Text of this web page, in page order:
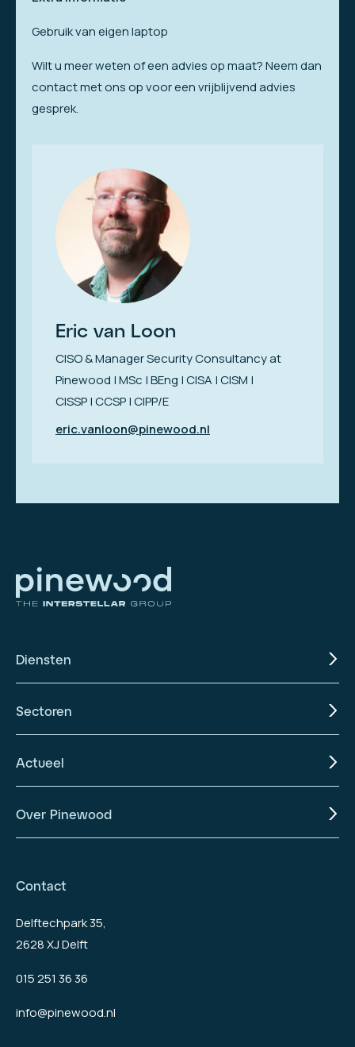
Gebruik van eigen laptop
Wilt u meer weten of een advies op maat? Neem dan
contact met ons op voor een vrijblijvend advies
gesprek.
Eric van Loon
CISO & Manager Security Consultancy at
Pinewood | MSc | BEng | CISA | CISM |
CISSP | CCSP | CIPP/E
eric.vanloon@pinewood.nl
Diensten
Sectoren
Actueel
Over Pinewood
Contact
Delftechpark 35,
2628 XJ Delft
015 251 36 36
info@pinewood.nl